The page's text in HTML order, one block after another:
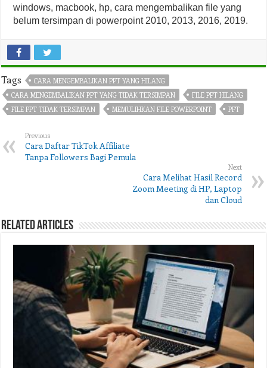
windows, macbook, hp, cara mengembalikan file yang
belum tersimpan di powerpoint 2010, 2013, 2016, 2019.
Tags
CARA MENGEMBALIKAN PPT YANG HILANG
CARA MENGEMBALIKAN PPT YANG TIDAK TERSIMPAN
FILE PPT HILANG
FILE PPT TIDAK TERSIMPAN
MEMULIHKAN FILE POWERPOINT PPT
Previous
Cara Daftar TikTok Affiliate
Tanpa Followers Bagi Pemula
Next
Cara Melihat Hasil Record
Zoom Meeting di HP, Laptop
dan Cloud
Related Articles